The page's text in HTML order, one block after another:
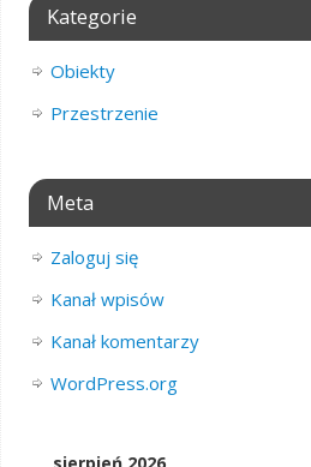
Kategorie
Obiekty
Przestrzenie
Meta
Zaloguj się
Kanał wpisów
Kanał komentarzy
WordPress.org
sierpień 2026